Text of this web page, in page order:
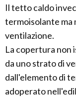
Il tetto caldo
termoisolante ma
ventilazione.
La copertura non
da uno strato di
dall'elemento di
adoperato